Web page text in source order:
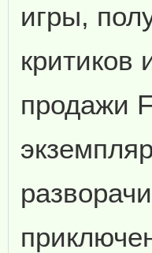
игры,
критиков
продажи